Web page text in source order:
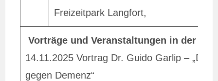
Freizeitpark Langfort,
Vorträge und Veranstaltungen in der
14.11.2025 Vortrag Dr. Guido Garlip –
gegen Demenz“